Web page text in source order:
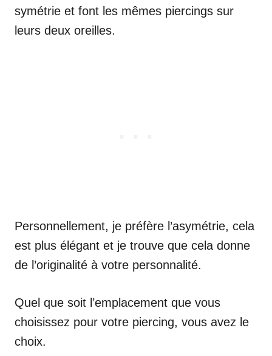
symétrie et font les mêmes piercings sur
leurs deux oreilles.
Personnellement, je préfère l’asymétrie, cela
est plus élégant et je trouve que cela donne
de l’originalité à votre personnalité.
Quel que soit l’emplacement que vous
choisissez pour votre piercing, vous avez le
choix.